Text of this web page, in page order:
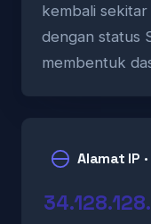
kembali
dengan status
membentuk
Alamat IP